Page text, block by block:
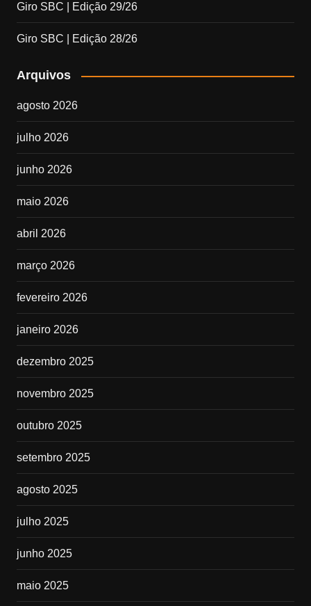
Giro SBC | Edição 29/26
Giro SBC | Edição 28/26
Arquivos
agosto 2026
julho 2026
junho 2026
maio 2026
abril 2026
março 2026
fevereiro 2026
janeiro 2026
dezembro 2025
novembro 2025
outubro 2025
setembro 2025
agosto 2025
julho 2025
junho 2025
maio 2025